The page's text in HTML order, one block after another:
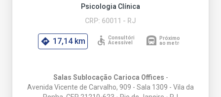
Psicologia Clínica
CRP: 60011 - RJ
17,14 km
Salas Sublocação Carioca Offices -
Avenida Vicente de Carvalho, 909 - Sala 1309 - Vila da